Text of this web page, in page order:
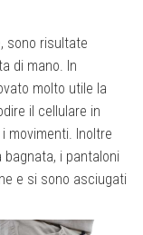
sono risultate
di mano. In
molto utile la
il cellulare in
movimenti. Inoltre
i pantaloni
e si sono asciugati